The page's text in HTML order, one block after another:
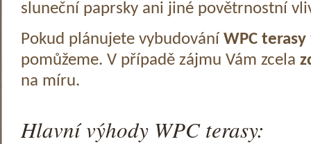
sluneční paprsky ani jiné povětrnostní
Pokud plánujete vybudování WPC terasy
pomůžeme. V případě zájmu Vám zcela
na míru.
Hlavní výhody WPC terasy: